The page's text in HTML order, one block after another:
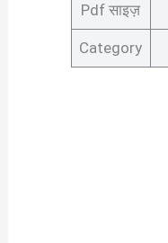
Pdf साइज़
Category